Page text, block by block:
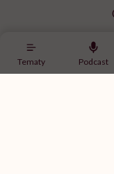
Tematy Podcast